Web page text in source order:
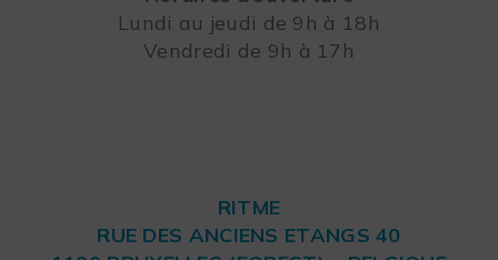
Lundi au jeudi de 9h à 18h
Vendredi de 9h à 17h
RITME
RUE DES ANCIENS ETANGS 40